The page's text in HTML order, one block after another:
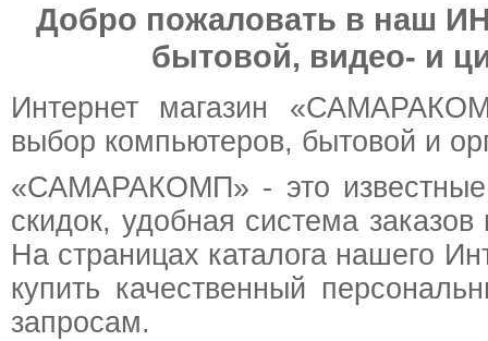
Добро пожаловать в наш
бытовой, видео- и
Интернет магазин
выбор компьютеров, бытовой и
«САМАРАКОМП» - это известные
скидок, удобная система
На страницах каталога нашего
купить качественный
запросам.